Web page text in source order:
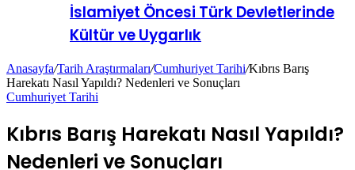
İslamiyet Öncesi Türk Devletlerinde
Kültür ve Uygarlık
Anasayfa/Tarih Araştırmaları/Cumhuriyet Tarihi/Kıbrıs Barış
Harekatı Nasıl Yapıldı? Nedenleri ve Sonuçları
Cumhuriyet Tarihi
Kıbrıs Barış Harekatı Nasıl Yapıldı?
Nedenleri ve Sonuçları